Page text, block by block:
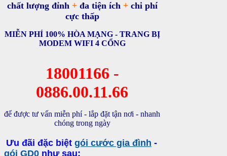
chất lượng đỉnh +đa tiện ích +chi phí
cực thấp
MIỄN PHÍ 100% HÒA MẠNG - TRANG BỊ
MODEM WIFI 4 CỔNG
18001166 -
0886.00.11.66
để được tư vấn miễn phí - lắp đặt tận nơi - nhanh
chóng trong ngày
Ưu đãi đặc biệt gói cước gia đình -
gói GD0 như sau: